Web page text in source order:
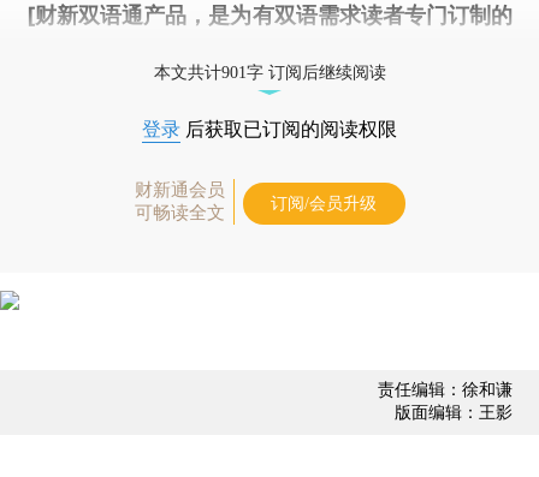
[财新双语通产品，是为有双语需求读者专门订制的
本文共计901字 订阅后继续阅读
登录 后获取已订阅的阅读权限
财新通会员
可畅读全文
订阅/会员升级
责任编辑：徐和谦
版面编辑：王影